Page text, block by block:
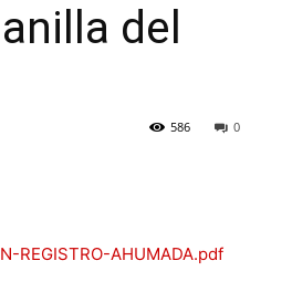
del
0
586
REGISTRO-AHUMADA.pdf